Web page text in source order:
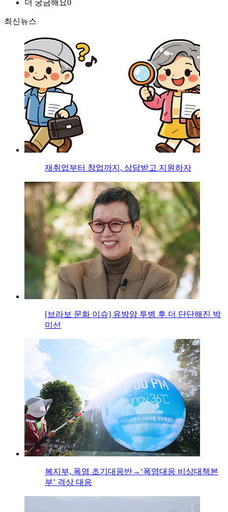
더 궁금해요0
최신뉴스
재취업부터 창업까지, 상담받고 지원하자
[브라보 문화 이슈] 유방암 투병 후 더 단단해진 박
미선
복지부, 폭염 초기대응반→‘폭염대응 비상대책본
부’ 격상 대응